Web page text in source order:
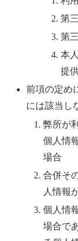
第
第
本
提
前項の定め
には該当し
弊所が
個人情
場合
合併そ
人情報
個人情
場合で